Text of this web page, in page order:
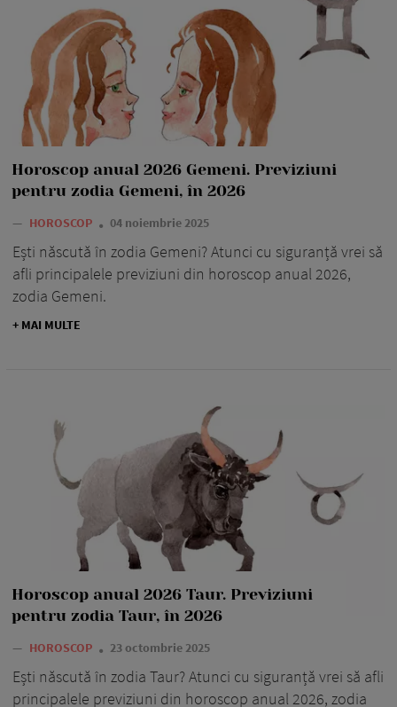
Horoscop anual 2026 Gemeni. Previziuni
pentru zodia Gemeni, în 2026
— HOROSCOP 04 noiembrie 2025
Ești născută în zodia Gemeni? Atunci cu siguranță vrei să
afli principalele previziuni din horoscop anual 2026,
zodia Gemeni.
+ MAI MULTE
Horoscop anual 2026 Taur. Previziuni
pentru zodia Taur, în 2026
— HOROSCOP 23 octombrie 2025
Ești născută în zodia Taur? Atunci cu siguranță vrei să afli
principalele previziuni din horoscop anual 2026, zodia